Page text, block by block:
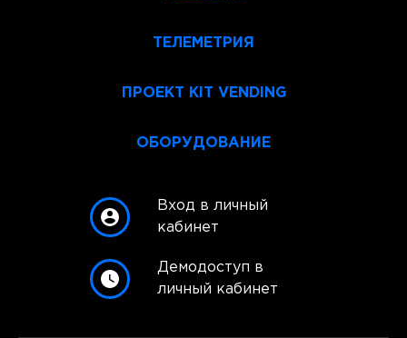
ТЕЛЕМЕТРИЯ
ПРОЕКТ KIT VENDING
ОБОРУДОВАНИЕ
Вход в личный
кабинет
Демодоступ в
личный кабинет